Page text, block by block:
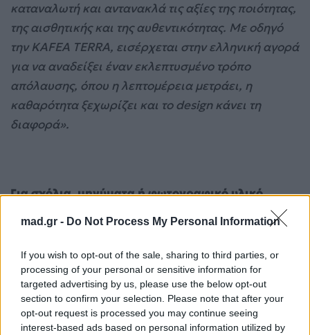
mad.gr - Do Not Process My Personal Information
If you wish to opt-out of the sale, sharing to third parties, or
processing of your personal or sensitive information for
targeted advertising by us, please use the below opt-out
section to confirm your selection. Please note that after your
opt-out request is processed you may continue seeing
interest-based ads based on personal information utilized by
καταναλωτή και αντανακλά τις αξίες της ποιότητας,
της αισθητικής και της αυθεντικότητας. Με οδηγό
την KAFEA TERRA, εισέρχεται στην ελληνική αγορά
για να αναδείξει έναν εκλεπτυσμένο τρόπο
απόλαυσης, όπου η λεπτομέρεια μετράει, η
καθαρότητα ξεχωρίζει και τοdesignκάνει τη
διαφορά».
Για σχόλια, μηνύματα ή φωτογραφικό υλικό
Facebook , επικοινωνήστε μέσωTwitterή
KAFEA TERRA NOAM premium lager vegan μπίρα
Ακολουθήστε το
Mad.gr στο Google